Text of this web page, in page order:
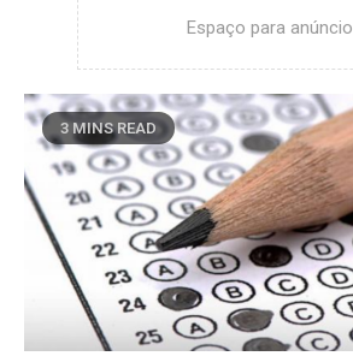
Espaço para anúncio
3 MINS READ